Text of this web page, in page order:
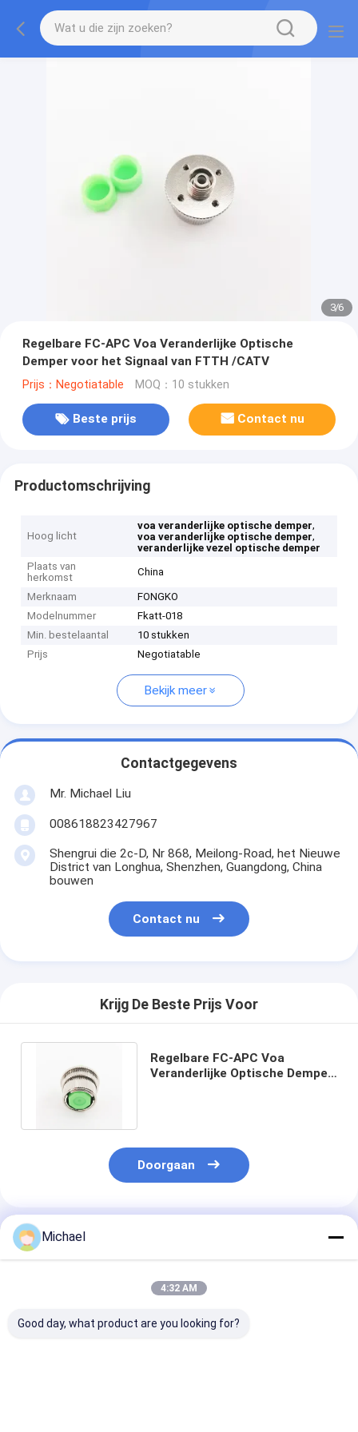
3/6
Regelbare FC-APC Voa Veranderlijke Optische
Demper voor het Signaal van FTTH /CATV
Prijs：Negotiatable MOQ：10 stukken
Beste prijs Contact nu
Productomschrijving
Hoog licht
voa veranderlijke optische demper,
voa veranderlijke optische demper,
veranderlijke vezel optische demper
Plaats van
herkomst
China
Merknaam
FONGKO
Modelnummer
Fkatt-018
Min. bestelaantal
10 stukken
Prijs
Negotiatable
Bekijk meer
Contactgegevens
Mr. Michael Liu
008618823427967
Shengrui die 2c-D, Nr 868, Meilong-Road, het Nieuwe
District van Longhua, Shenzhen, Guangdong, China
bouwen
Contact nu
Krijg De Beste Prijs Voor
Regelbare FC-APC Voa
Veranderlijke Optische Demper
Doorgaan
Geadviseerde Producten
Michael
4:32 AM
Good day, what product are you looking for?